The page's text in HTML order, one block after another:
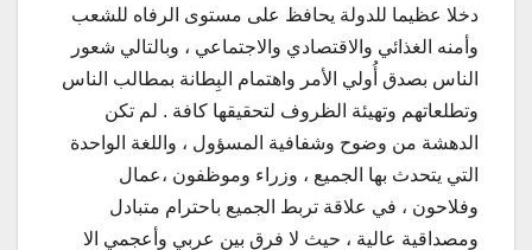
دخلا عظيما للدولة يحافظ على مستوى الرفاه للشعب
وأمنه الغذائي والاقتصادي والاجتماعي ، وبالتالي شعور
الناس بصدق أُولي الأمر واهتمام البِطانة بمطالب الناس
وتطلعاتهم وتهيئة الظروف لتحقيقها كافة . لم تكن
الدهشة من وضوح وشفافية المسؤول ، واللغة الواحدة
التي يتحدث بها الجميع ، وزراء وموظفون ،عمال
وفلاحون ، في علاقة تربط الجميع باحترام متبادل
ومصداقية عالية ، حيث لا فرق بين عربي وأعجمي الا